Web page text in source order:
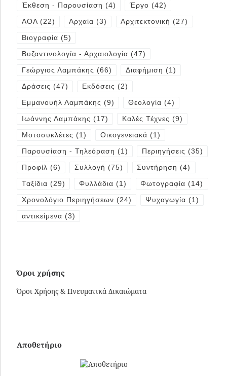
Έκθεση - Παρουσίαση (4) Έργο (42)
ΑΟΛ(22) Αρχαία (3) Αρχιτεκτονική (27)
Βιογραφία (5)
Βυζαντινολογία - Αρχαιολογία (47)
Γεώργιος Λαμπάκης (66) Διαφήμιση (1)
Δράσεις (47) Εκδόσεις (2)
Εμμανουήλ Λαμπάκης (9) Θεολογία (4)
Ιωάννης Λαμπάκης (17) Καλές Τέχνες (9)
Μοτοσυκλέτες (1) Οικογενειακά (1)
Παρουσίαση - Τηλεόραση (1) Περιηγήσεις (35)
Προφίλ (6) Συλλογή (75) Συντήρηση (4)
Ταξίδια (29) Φυλλάδια (1) Φωτογραφία (14)
Χρονολόγιο Περιηγήσεων (24) Ψυχαγωγία (1)
αντικείμενα (3)
Όροι χρήσης
Όροι Χρήσης & Πνευματικά Δικαιώματα
Αποθετήριο